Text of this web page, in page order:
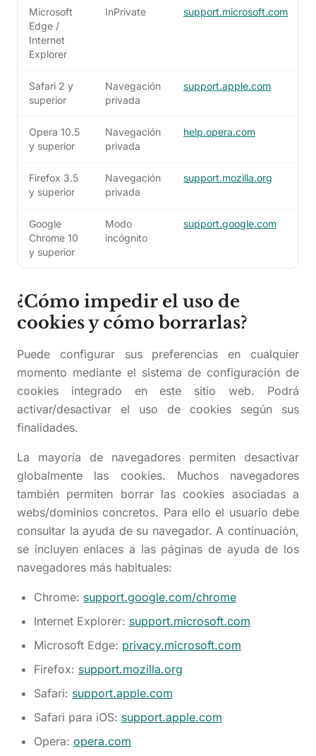
Microsoft
Edge /
Internet
Explorer
InPrivate support.microsoft.com
Safari 2 y
superior
Navegación
privada
support.apple.com
Opera 10.5
y superior
Navegación
privada
help.opera.com
Firefox 3.5
y superior
Navegación
privada
support.mozilla.org
Google
Chrome 10
y superior
Modo
incógnito
support.google.com
¿Cómo impedir el uso de
cookies y cómo borrarlas?
Puede configurar sus preferencias en cualquier
momento mediante el sistema de configuración de
cookies integrado en este sitio web. Podrá
activar/desactivar el uso de cookies según sus
finalidades.
La mayoría de navegadores permiten desactivar
globalmente las cookies. Muchos navegadores
también permiten borrar las cookies asociadas a
webs/dominios concretos. Para ello el usuario debe
consultar la ayuda de su navegador. A continuación,
se incluyen enlaces a las páginas de ayuda de los
navegadores más habituales:
Chrome: support.google.com/chrome
Internet Explorer: support.microsoft.com
Microsoft Edge: privacy.microsoft.com
Firefox: support.mozilla.org
Safari: support.apple.com
Safari para iOS: support.apple.com
Opera: opera.com